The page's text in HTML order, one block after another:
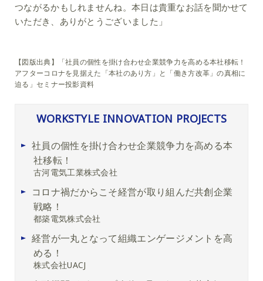
つながるかもしれませんね。本日は貴重なお話を聞かせて
いただき、ありがとうございました」
【図版出典】「社員の個性を掛け合わせ企業競争力を高める本社移転！
アフターコロナを見据えた「本社のあり方」と「働き方改革」の真相に
迫る」セミナー投影資料
WORKSTYLE INNOVATION PROJECTS
社員の個性を掛け合わせ企業競争力を高める本
社移転！
古河電気工業株式会社
コロナ禍だからこそ経営が取り組んだ共創企業
戦略！
都築電気株式会社
経営が一丸となって組織エンゲージメントを高
める！
株式会社UACJ